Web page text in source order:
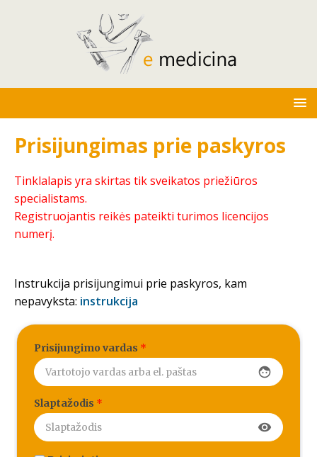
Prisijungimas prie paskyros
Tinklalapis yra skirtas tik sveikatos priežiūros
specialistams.
Registruojantis reikės pateikti turimos licencijos
numerį.
Instrukcija prisijungimui prie paskyros, kam
nepavyksta: instrukcija
Prisijungimo vardas *
face
Slaptažodis *
visibility